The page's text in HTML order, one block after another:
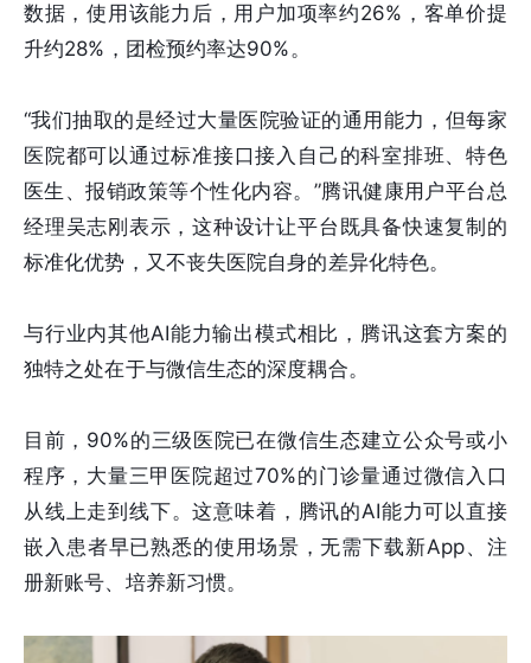
数据，使用该能力后，用户加项率约26%，客单价提
升约28%，团检预约率达90%。
“我们抽取的是经过大量医院验证的通用能力，但每家
医院都可以通过标准接口接入自己的科室排班、特色
医生、报销政策等个性化内容。”腾讯健康用户平台总
经理吴志刚表示，这种设计让平台既具备快速复制的
标准化优势，又不丧失医院自身的差异化特色。
与行业内其他AI能力输出模式相比，腾讯这套方案的
独特之处在于与微信生态的深度耦合。
目前，90%的三级医院已在微信生态建立公众号或小
程序，大量三甲医院超过70%的门诊量通过微信入口
从线上走到线下。这意味着，腾讯的AI能力可以直接
嵌入患者早已熟悉的使用场景，无需下载新App、注
册新账号、培养新习惯。